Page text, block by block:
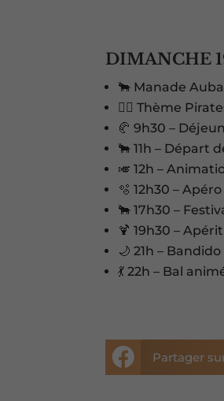
DIMANCHE
🐂 Manade
🏴‍☠️ Thème
🥐 9h30 –
🐂 11h – Départ
🎺 12h –
🫧 12h30 –
🐂 17h30 –
🍹 19h30 –
🌙 21h –
💃 22h – Bal
 Partager